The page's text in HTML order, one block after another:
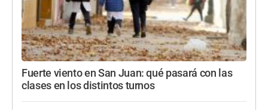
Fuerte viento en San Juan: qué pasará con las
clases en los distintos turnos